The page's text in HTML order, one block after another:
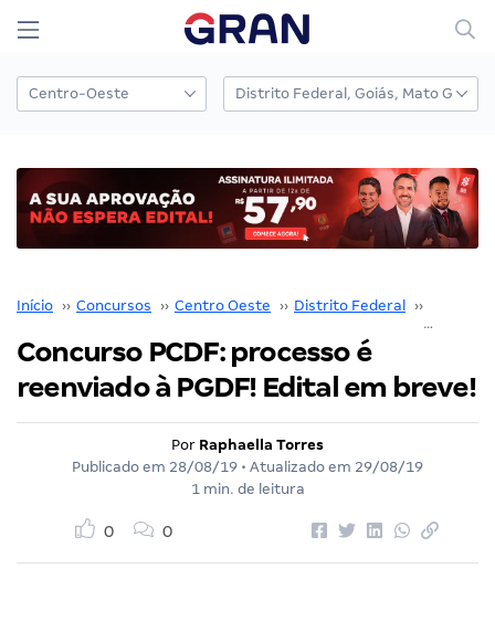
Início ›› Concursos ›› Centro Oeste ›› Distrito Federal ››
Concurso PCDF: processo é
reenviado à PGDF! Edital em breve!
Por Raphaella Torres
Publicado em 28/08/19 • Atualizado em 29/08/19
1 min. de leitura
0 0